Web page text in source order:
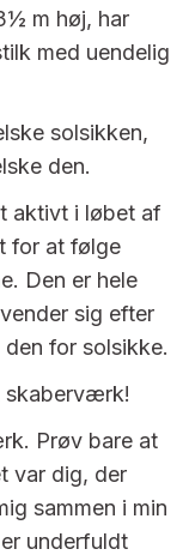
m høj, har
med uendelig
solsikken,
den.
aktivt i løbet af
for at følge
Den er hele
sig efter
for solsikke.
skaberværk!
Prøv bare at
var dig, der
sammen i min
underfuldt